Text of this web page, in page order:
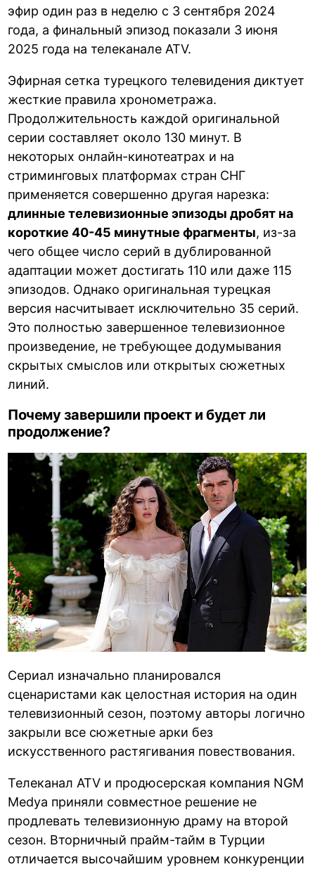
эфир один раз в неделю с 3 сентября 2024
года, а финальный эпизод показали 3 июня
2025 года на телеканале ATV.
Эфирная сетка турецкого телевидения диктует
жесткие правила хронометража.
Продолжительность каждой оригинальной
серии составляет около 130 минут. В
некоторых онлайн-кинотеатрах и на
стриминговых платформах стран СНГ
применяется совершенно другая нарезка:
длинные телевизионные эпизоды дробят на
короткие 40-45 минутные фрагменты, из-за
чего общее число серий в дублированной
адаптации может достигать 110 или даже 115
эпизодов. Однако оригинальная турецкая
версия насчитывает исключительно 35 серий.
Это полностью завершенное телевизионное
произведение, не требующее додумывания
скрытых смыслов или открытых сюжетных
линий.
Почему завершили проект и будет ли
продолжение?
Сериал изначально планировался
сценаристами как целостная история на один
телевизионный сезон, поэтому авторы логично
закрыли все сюжетные арки без
искусственного растягивания повествования.
Телеканал ATV и продюсерская компания NGM
Medya приняли совместное решение не
продлевать телевизионную драму на второй
сезон. Вторничный прайм-тайм в Турции
отличается высочайшим уровнем конкуренции